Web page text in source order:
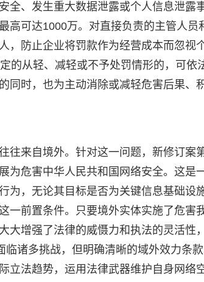
全、发生重大数据泄露或个人信息泄露
高可达1000万。对直接负责的主管人员
，防止企业将罚款作为经营成本而忽视
的从轻、减轻或不予处罚情形的，可依
同时，也为主动消除或减轻危害后果、
往来自境外。针对这一问题，新修订案
为危害中华人民共和国网络安全。这是
为，无论其目标是否为关键信息基础设
一前置条件。只要境外实体实施了危害
大增强了法律的威慑力和执法的灵活性
临诸多挑战，但明确清晰的域外效力条
立法趋势，运用法律武器维护自身网络